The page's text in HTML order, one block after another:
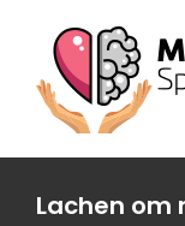
inhoud
Lachen om